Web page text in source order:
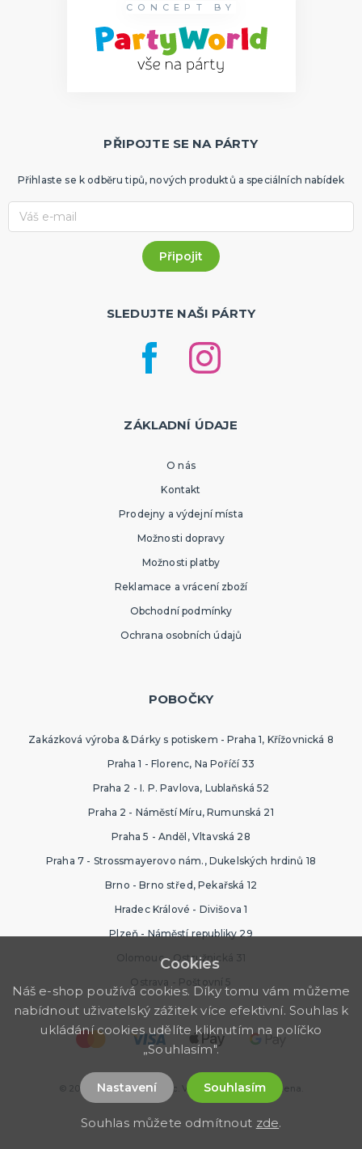
CONCEPT BY
PŘIPOJTE SE NA PÁRTY
Přihlaste se k odběru tipů, nových produktů a speciálních nabídek
SLEDUJTE NAŠI PÁRTY
ZÁKLADNÍ ÚDAJE
O nás
Kontakt
Prodejny a výdejní místa
Možnosti dopravy
Možnosti platby
Reklamace a vrácení zboží
Obchodní podmínky
Ochrana osobních údajů
POBOČKY
Zakázková výroba & Dárky s potiskem - Praha 1, Křížovnická 8
Praha 1 - Florenc, Na Poříčí 33
Praha 2 - I. P. Pavlova, Lublaňská 52
Praha 2 - Náměstí Míru, Rumunská 21
Praha 5 - Anděl, Vltavská 28
Praha 7 - Strossmayerovo nám., Dukelských hrdinů 18
Brno - Brno střed, Pekařská 12
Hradec Králové - Divišova 1
Plzeň - Náměstí republiky 29
Olomouc - Ostružnická 31
Ostrava - Poštovní 5
© 2026 Ptákoviny Florenc. Všechna práva vyhrazena.
Cookies
Náš e-shop používá cookies. Díky tomu vám můžeme
nabídnout uživatelský zážitek více efektivní. Souhlas k
ukládání cookies udělíte kliknutím na políčko
„Souhlasím".
Nastavení Souhlasím
Souhlas můžete odmítnout zde.